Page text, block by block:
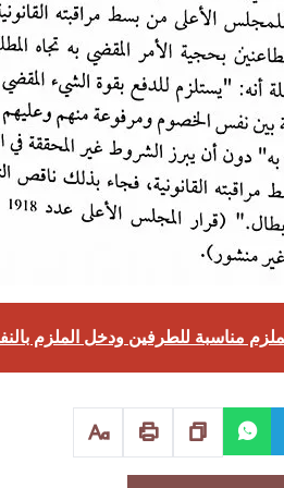
مناسبة للطرفين ودخل الملزم